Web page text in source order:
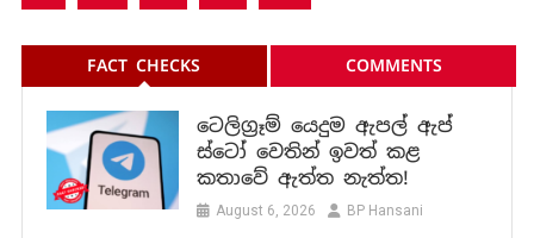
FACT CHECKS COMMENTS
ටෙලිග්‍රෑම් යෙදුම ඇපල් ඇප්
ස්ටෝ වෙතින් ඉවත් කළ
කතාවේ ඇත්ත නැත්ත!
August 6, 2026 BP Hansani